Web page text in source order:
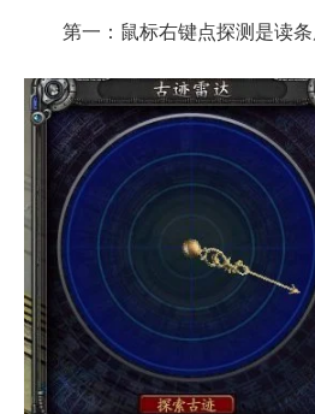
第一：鼠标右键点探测是读条